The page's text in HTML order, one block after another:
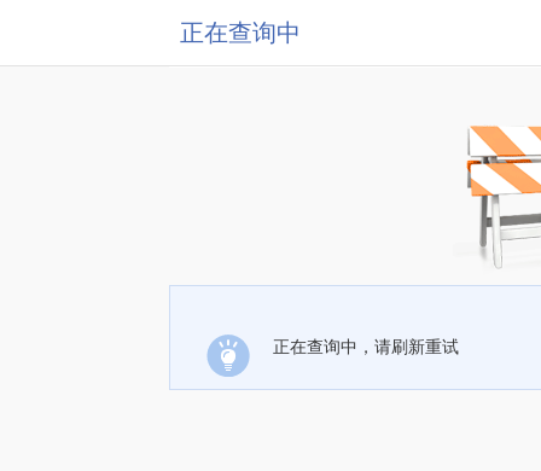
正在查询中
正在查询中，请刷新重试